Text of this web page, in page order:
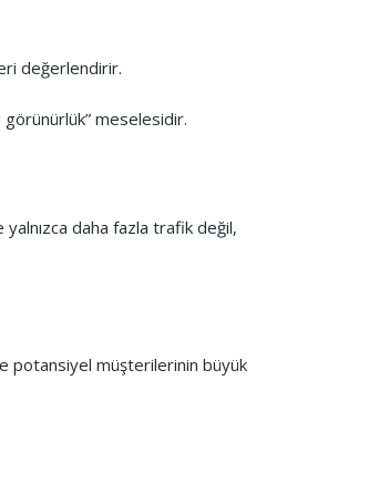
değerlendirir.
görünürlük” meselesidir.
yalnızca daha fazla trafik değil,
potansiyel müşterilerinin büyük